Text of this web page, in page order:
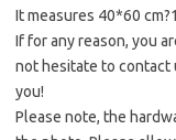
It measures 40*60
If for any reason, you
not hesitate to contact
you!
Please note, the